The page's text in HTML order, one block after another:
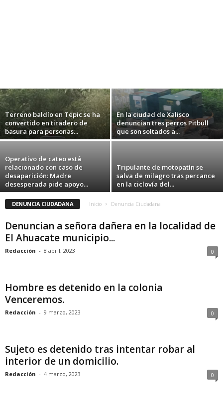
Terreno baldío en Tepic se ha
convertido en tiradero de
basura para personas...
En la ciudad de Xalisco
denuncian tres perros Pitbull
que son soltados a...
Operativo de cateo está
relacionado con caso de
desaparición: Madre
desesperada pide apoyo...
Tripulante de motopatín se
salva de milagro tras percance
en la ciclovía del...
DENUNCIA CIUDADANA Inicio Denuncia Ciudadana
Denuncian a señora dañera en la localidad de
El Ahuacate municipio...
Redacción - 8 abril, 2023 0
Hombre es detenido en la colonia
Venceremos.
Redacción - 9 marzo, 2023 0
Sujeto es detenido tras intentar robar al
interior de un domicilio.
Redacción - 4 marzo, 2023 0